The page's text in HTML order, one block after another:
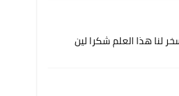
لنا هذا العلم شكرا لين